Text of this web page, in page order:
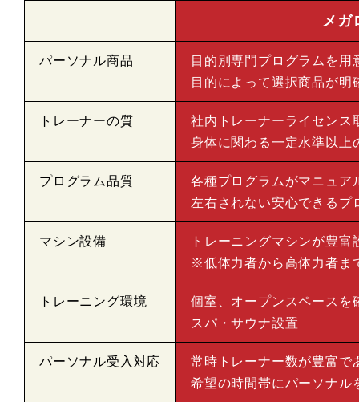
メガ
パーソナル商品
目的別専門プログラムを用
目的によって選択商品が明
トレーナーの質
社内トレーナーライセンス
身体に関わる一定水準以上
プログラム品質
各種プログラムがマニュア
左右されない安心できるプ
マシン設備
トレーニングマシンが豊富
※低体力者から高体力者ま
トレーニング環境
個室、オープンスペースを
スパ・サウナ設置
パーソナル受入対応
常時トレーナー数が豊富で
希望の時間帯にパーソナル